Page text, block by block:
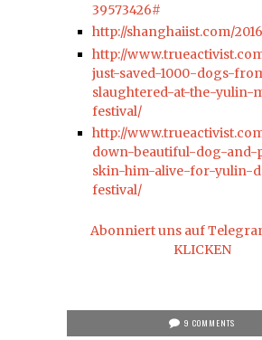
39573426#
http://shanghaiist.com/
http://
just-saved-1000-dogs-
slaughtered-at-the-yulin-
festival/
http://
down-beautiful-dog-and-
skin-him-alive-for-yulin-
festival/
Abonniert uns auf
KLICKEN
9 COMMENTS